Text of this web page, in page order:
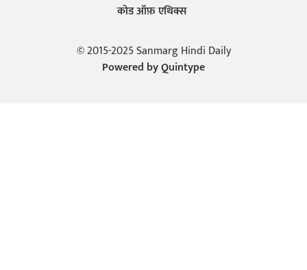
कोड ऑफ़ एथिक्स
© 2015-2025 Sanmarg Hindi Daily
Powered byQuintype